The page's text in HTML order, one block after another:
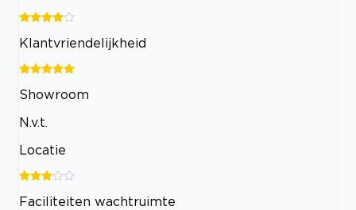
Klantvriendelijkheid
Showroom
N.v.t.
Locatie
Faciliteiten wachtruimte